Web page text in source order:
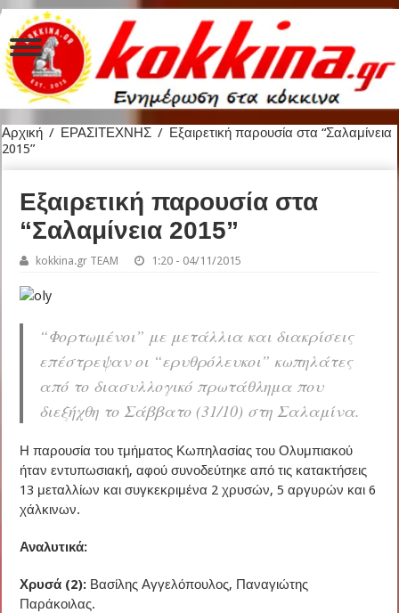
Αρχική / ΕΡΑΣΙΤΕΧΝΗΣ / Εξαιρετική παρουσία στα “Σαλαμίνεια
2015”
Εξαιρετική παρουσία στα
“Σαλαμίνεια 2015”
kokkina.gr TEAM 1:20 - 04/11/2015
“Φορτωμένοι” με μετάλλια και διακρίσεις
επέστρεψαν οι “ερυθρόλευκοι” κωπηλάτες
από το διασυλλογικό πρωτάθλημα που
διεξήχθη το Σάββατο (31/10) στη Σαλαμίνα.
Η παρουσία του τμήματος Κωπηλασίας του Ολυμπιακού
ήταν εντυπωσιακή, αφού συνοδεύτηκε από τις κατακτήσεις
13 μεταλλίων και συγκεκριμένα 2 χρυσών, 5 αργυρών και 6
χάλκινων.
Αναλυτικά:
Χρυσά (2): Βασίλης Αγγελόπουλος, Παναγιώτης
Παράκοιλας.